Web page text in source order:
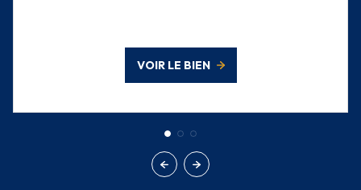
VOIR LE BIEN